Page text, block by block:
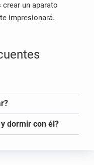
un aparato
impresionará.
dormir con él?